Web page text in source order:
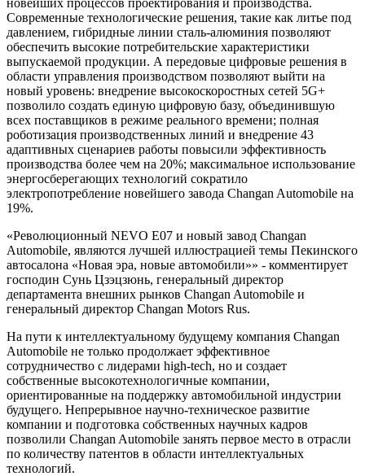
Современные технологические решения, такие как литье под
давлением, гибридные линии сталь-алюминия позволяют
обеспечить высокие потребительские характеристики
выпускаемой продукции. А передовые цифровые решения в
области управления производством позволяют выйти на
новый уровень: внедрение высокоскоростных сетей 5G+
позволило создать единую цифровую базу, объединившую
всех поставщиков в режиме реального времени; полная
роботизация производственных линий и внедрение 43
адаптивных сценариев работы повысили эффективность
производства более чем на 20%; максимальное использование
энергосберегающих технологий сократило
электропотребление новейшего завода Changan Automobile на
19%.
«Революционный NEVO E07 и новый завод Changan
Automobile, являются лучшей иллюстрацией темы Пекинского
автосалона «Новая эра, новые автомобили»» - комментирует
господин Сунь Цзэцзюнь, генеральный директор
департамента внешних рынков Changan Automobile и
генеральный директор Changan Motors Rus.
На пути к интеллектуальному будущему компания Changan
Automobile не только продолжает эффективное
сотрудничество с лидерами high-tech, но и создает
собственные высокотехнологичные компании,
ориентированные на поддержку автомобильной индустрии
будущего. Непрерывное научно-техническое развитие
компании и подготовка собственных научных кадров
позволили Changan Automobile занять первое место в отрасли
по количеству патентов в области интеллектуальных
технологий.